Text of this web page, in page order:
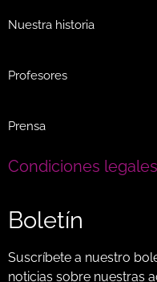
Nuestra historia
Profesores
Prensa
Condiciones legales
Boletín
Suscríbete a nuestro
noticias sobre nuestras